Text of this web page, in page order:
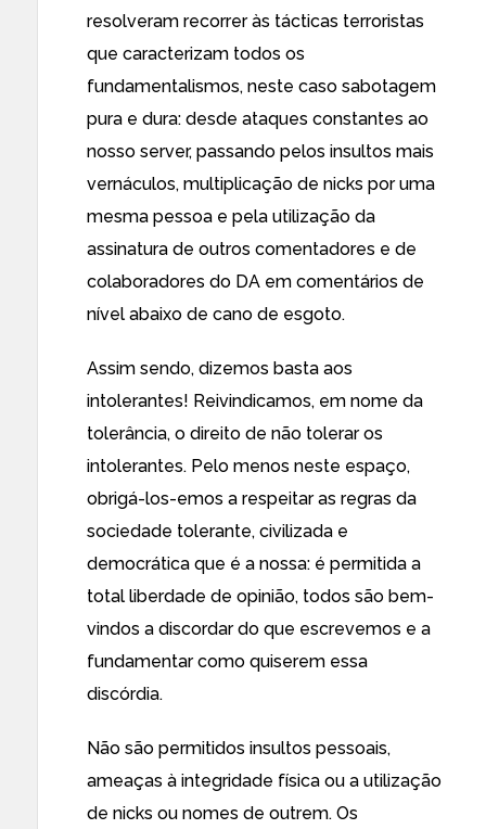
resolveram recorrer às tácticas terroristas
que caracterizam todos os
fundamentalismos, neste caso sabotagem
pura e dura: desde ataques constantes ao
nosso server, passando pelos insultos mais
vernáculos, multiplicação de nicks por uma
mesma pessoa e pela utilização da
assinatura de outros comentadores e de
colaboradores do DA em comentários de
nível abaixo de cano de esgoto.
Assim sendo, dizemos basta aos
intolerantes! Reivindicamos, em nome da
tolerância, o direito de não tolerar os
intolerantes. Pelo menos neste espaço,
obrigá-los-emos a respeitar as regras da
sociedade tolerante, civilizada e
democrática que é a nossa: é permitida a
total liberdade de opinião, todos são bem-
vindos a discordar do que escrevemos e a
fundamentar como quiserem essa
discórdia.
Não são permitidos insultos pessoais,
ameaças à integridade física ou a utilização
de nicks ou nomes de outrem. Os